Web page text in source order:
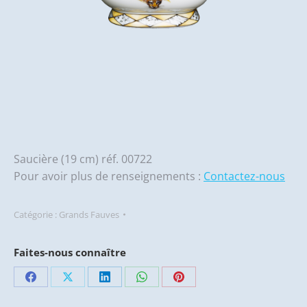
Saucière (19 cm) réf. 00722
Pour avoir plus de renseignements : Contactez-nous
Catégorie : Grands Fauves
Faites-nous connaître
PartagerPartagerPartagerPartagerPartager